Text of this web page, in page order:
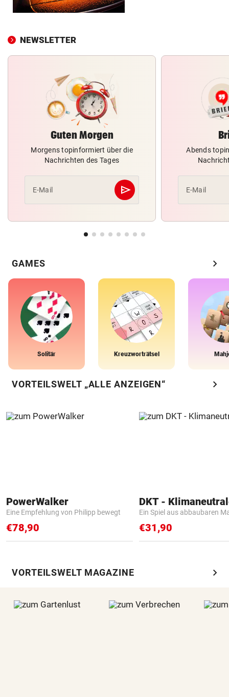
NEWSLETTER
Guten Morgen
Morgens topinformiert über die
Nachrichten des Tages
E-Mail send
Abschicken
Abends
E-Mail
GAMES chevron_right
Solitär Kreuzworträtsel
VORTEILSWELT „ALLE ANZEIGEN“ chevron_right
PowerWalker
Eine Empfehlung von Philipp bewegt
€78,90
Ein Spiel aus abbaubaren
€31,90
VORTEILSWELT MAGAZINE chevron_right